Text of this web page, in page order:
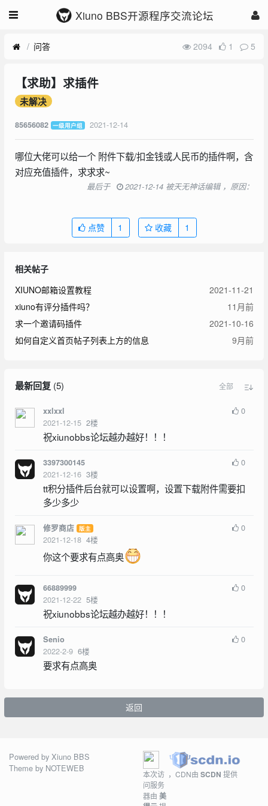
Xiuno BBS开源程序交流论坛
问答 2094 1 5
【求助】求插件
未解决
85656082 一级用户组 2021-12-14
哪位大佬可以给一个 附件下载/扣金钱或人民币的插件啊，含
对应充值插件，求求求~
最后于 2021-12-14 被天无神话编辑 ，原因：
点赞 1 收藏 1
相关帖子
XIUNO邮箱设置教程
2021-11-21
xiuno有评分插件吗？
11月前
求一个邀请码插件
2021-10-16
如何自定义首页帖子列表上方的信息
9月前
最新回复(5) 全部
xxlxxl
2021-12-15 2楼
0
祝xiunobbs论坛越办越好！！！
3397300145
2021-12-16 3楼
0
tt积分插件后台就可以设置啊，设置下载附件需要扣
多少多少
修罗商店 版主
2021-12-18 4楼
0
你这个要求有点高奥
66889999
2021-12-22 5楼
0
祝xiunobbs论坛越办越好！！！
Senio
2022-2-9 6楼
0
要求有点高奥
返回
Powered by Xiuno BBS
Theme by NOTEWEB
本次访
问服务
器由 美
，CDN由SCDN 提供